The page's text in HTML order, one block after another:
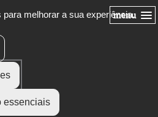
melhorar a sua experiência.
essenciais
menu